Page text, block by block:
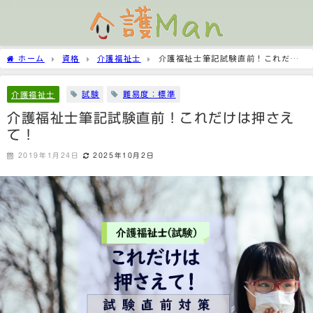
ホーム 資格 介護福祉士
介護福祉士筆記試験直前！これだけ
は押さえて！
介護福祉士 試験 難易度：標準
介護福祉士筆記試験直前！これだけは押さえ
て！
2019年1月24日 2025年10月2日